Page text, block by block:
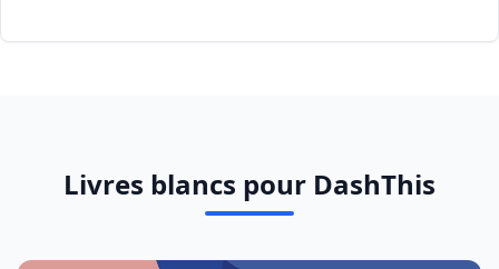
Livres blancs pour DashThis